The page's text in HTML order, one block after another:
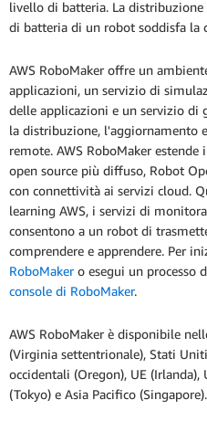
livello di batteria. La
di batteria di un robot soddisfa la
AWS RoboMaker offre un
applicazioni, un servizio di
delle applicazioni e un servizio di
la distribuzione, l'aggiornamento
remote. AWS RoboMaker
open source più diffuso, Robot
con connettività ai servizi cloud.
learning AWS, i servizi di
consentono a un robot di
comprendere e apprendere. Per
RoboMakero esegui un processo
console di RoboMaker.
AWS RoboMaker è disponibile
(Virginia settentrionale), Stati
occidentali (Oregon), UE (Irlanda),
(Tokyo) e Asia Pacifico (Singapore).